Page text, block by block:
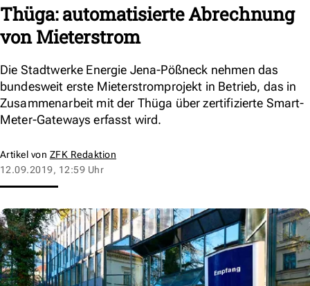
Thüga: automatisierte Abrechnung
von Mieterstrom
Die Stadtwerke Energie Jena-Pößneck nehmen das
bundesweit erste Mieterstromprojekt in Betrieb, das in
Zusammenarbeit mit der Thüga über zertifizierte Smart-
Meter-Gateways erfasst wird.
Artikel von ZFK Redaktion
12.09.2019, 12:59 Uhr